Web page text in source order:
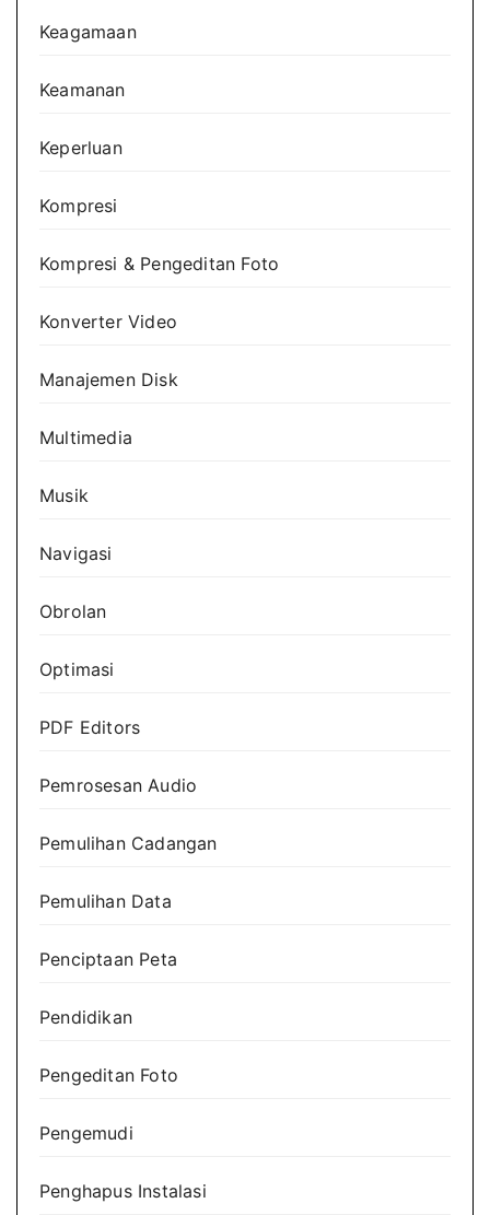
Keagamaan
Keamanan
Keperluan
Kompresi
Kompresi & Pengeditan Foto
Konverter Video
Manajemen Disk
Multimedia
Musik
Navigasi
Obrolan
Optimasi
PDF Editors
Pemrosesan Audio
Pemulihan Cadangan
Pemulihan Data
Penciptaan Peta
Pendidikan
Pengeditan Foto
Pengemudi
Penghapus Instalasi